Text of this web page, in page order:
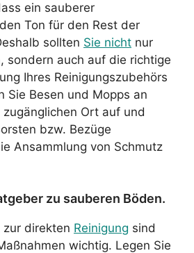
ein sauberer
Ton für den Rest der
sollten Sie nicht nur
sondern auch auf die richtige
Ihres Reinigungszubehörs
Sie Besen und Mopps an
Ort auf und
bzw. Bezüge
Ansammlung von Schmutz
zu sauberen Böden.
direkten Reinigung sind
wichtig. Legen Sie